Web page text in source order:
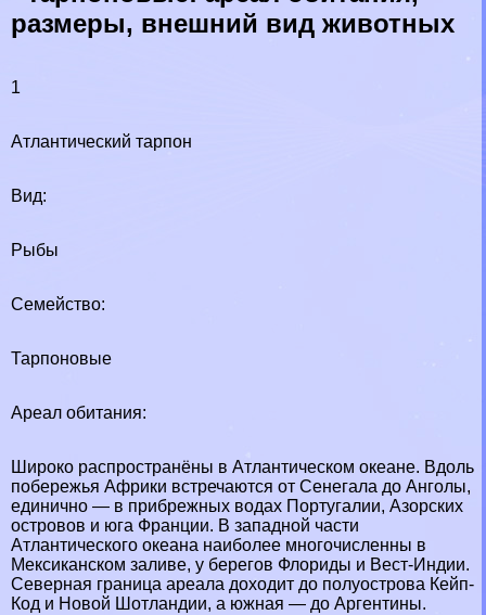
размеры, внешний вид животных
1
Атлантический тарпон
Вид:
Рыбы
Семейство:
Тарпоновые
Ареал обитания:
Широко распространёны в Атлантическом океане. Вдоль
побережья Африки встречаются от Сенегала до Анголы,
единично — в прибрежных водах Португалии, Азорских
островов и юга Франции. В западной части
Атлантического океана наиболее многочисленны в
Мексиканском заливе, у берегов Флориды и Вест-Индии.
Северная граница ареала доходит до полуострова Кейп-
Код и Новой Шотландии, а южная — до Аргентины.